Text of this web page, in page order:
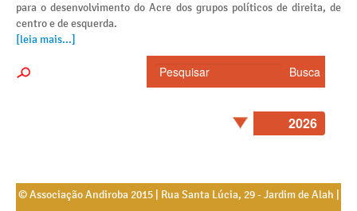
para o desenvolvimento do Acre dos grupos políticos de direita, de
centro e de esquerda.
[leia mais...]
© Associação Andiroba 2015 | Rua Santa Lúcia, 29 - Jardim de Alah |